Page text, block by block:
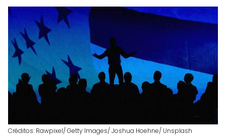
Créditos: Rawpixel/ Getty Images/ Joshua Hoehne/ Unsplash